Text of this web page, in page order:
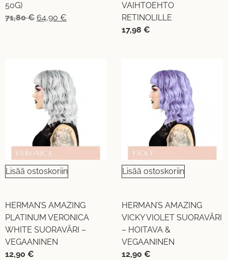
50G)
71,80€ 64,90 €
VAIHTOEHTO
RETINOLILLE
17,98 €
Lisää ostoskoriin
HERMAN’S AMAZING
PLATINUM VERONICA
WHITE SUORAVÄRI –
VEGAANINEN
12,90 €
Lisää ostoskoriin
HERMAN’S AMAZING
VICKY VIOLET SUORAVÄRI
– HOITAVA &
VEGAANINEN
12,90 €